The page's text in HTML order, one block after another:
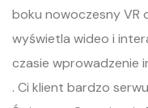
boku nowoczesny VR
wyświetla wideo i
czasie wprowadzenie
. Ci klient bardzo